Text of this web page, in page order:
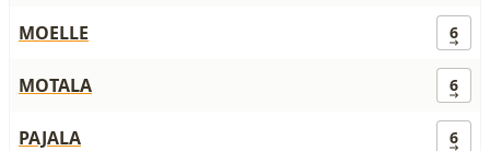
MOELLE 6
MOTALA 6
PAJALA 6